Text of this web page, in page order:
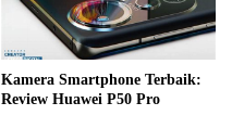
Kamera Smartphone Terbaik:
Review Huawei P50 Pro